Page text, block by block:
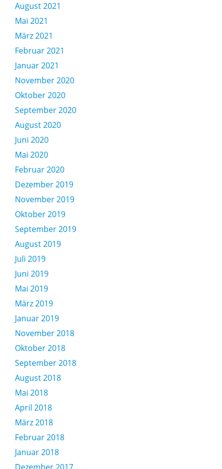
August 2021
Mai 2021
März 2021
Februar 2021
Januar 2021
November 2020
Oktober 2020
September 2020
August 2020
Juni 2020
Mai 2020
Februar 2020
Dezember 2019
November 2019
Oktober 2019
September 2019
August 2019
Juli 2019
Juni 2019
Mai 2019
März 2019
Januar 2019
November 2018
Oktober 2018
September 2018
August 2018
Mai 2018
April 2018
März 2018
Februar 2018
Januar 2018